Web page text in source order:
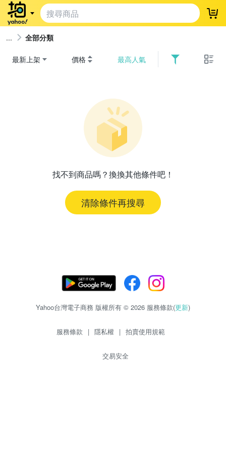
登
全部分類
最新上架 價格 最高人氣
找不到商品嗎？換換其他條件吧！
清除條件再搜尋
Yahoo台灣電子商務 版權所有 © 2026 服務條款(更新)
服務條款 | 隱私權 | 拍賣使用規範
交易安全